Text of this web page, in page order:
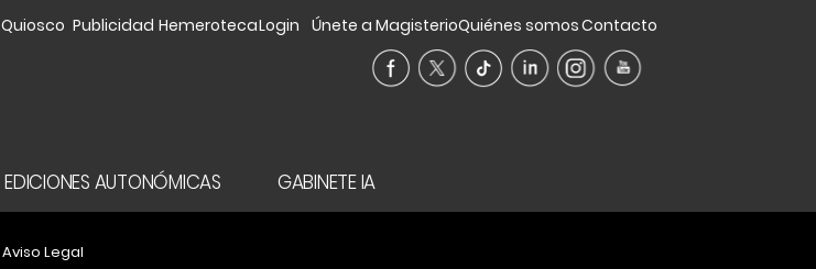
Quiosco Publicidad HemerotecaLogin Únete a MagisterioQuiénes somosContacto
EDICIONES AUTONÓMICAS GABINETE IA
Aviso Legal